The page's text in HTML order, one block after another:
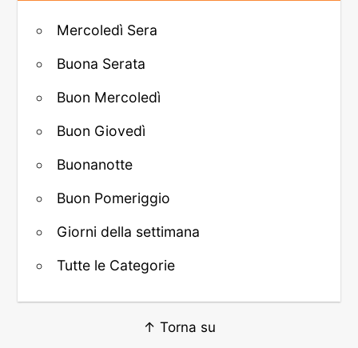
Mercoledì Sera
Buona Serata
Buon Mercoledì
Buon Giovedì
Buonanotte
Buon Pomeriggio
Giorni della settimana
Tutte le Categorie
↑ Torna su